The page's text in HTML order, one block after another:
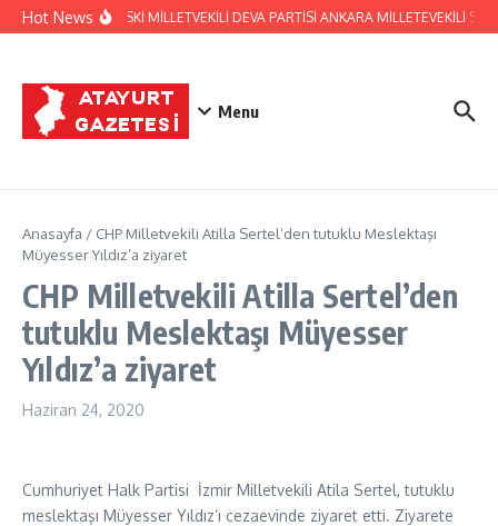
İçeriğe atla
Hot NewsHATAY ESKİ MİLLETVEKİLİ DEVA PARTİSİ ANKARA MİLLETEVEKİLİ
Menu
Anasayfa / CHP Milletvekili Atilla Sertel’den tutuklu Meslektaşı
Müyesser Yıldız’a ziyaret
CHP Milletvekili Atilla Sertel’den
tutuklu Meslektaşı Müyesser
Yıldız’a ziyaret
Haziran 24, 2020
Cumhuriyet Halk Partisi İzmir Milletvekili Atila Sertel, tutuklu
meslektaşı Müyesser Yıldız’ı cezaevinde ziyaret etti. Ziyarete